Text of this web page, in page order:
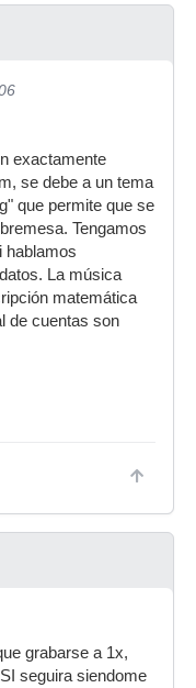
exactamente
se debe a un tema
que permite que se
Tengamos
hablamos
La música
matemática
de cuentas son
grabarse a 1x,
seguira siendome